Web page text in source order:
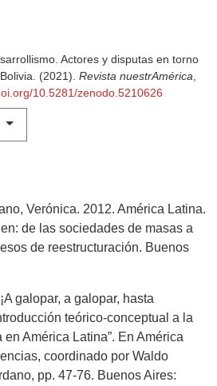
Actores y disputas en torno
(2021). Revista nuestrAmérica
10.5281/zenodo.5210626
Verónica. 2012. América Latina.
de las sociedades de masas a
de reestructuración. Buenos
galopar, a galopar, hasta
teórico-conceptual a la
América Latina”. En América
coordinado por Waldo
pp. 47-76. Buenos Aires: